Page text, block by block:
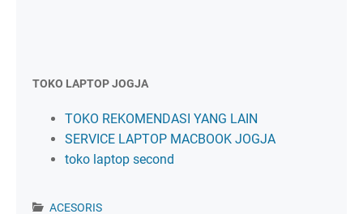
TOKO LAPTOP JOGJA
TOKO REKOMENDASI YANG LAIN
SERVICE LAPTOP MACBOOK JOGJA
toko laptop second
ACESORIS